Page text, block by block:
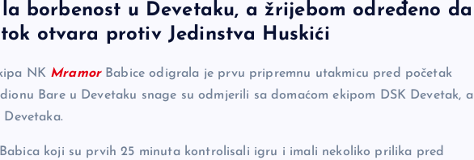
borbenost u Devetaku, a žrijebom određeno da
otvara protiv Jedinstva Huskići
NK MramorBabice odigrala je prvu pripremnu utakmicu pred početak
Bare u Devetaku snage su odmjerili sa domaćom ekipom DSK Devetak, a
koji su prvih 25 minuta kontrolisali igru i imali nekoliko prilika pred